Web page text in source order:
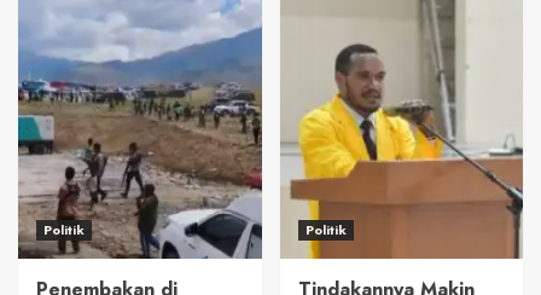
Politik Politik